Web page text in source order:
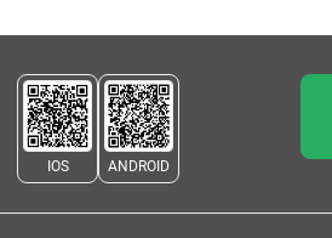
IOS ANDROID